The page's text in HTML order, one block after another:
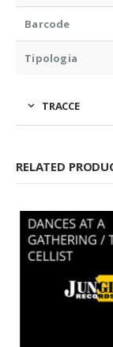
Barcode
Tipologia
TRACCE
RELATED